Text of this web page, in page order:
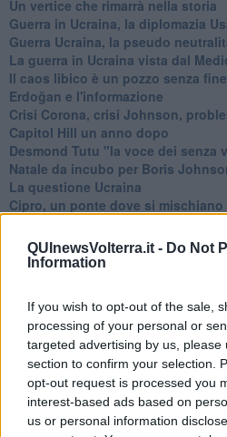
QUInewsVolterra.it - Do Not
Information
If you wish to opt-out of the sale,
processing of your personal or
targeted advertising by us, please
section to confirm your selection.
opt-out request is processed you
interest-based ads based on
us or personal information
Un vertice che rimarrà nella storia
Guerra in Ucraina, la diplomazia
Guerra Ucraina, la pseudo
La guerra in Ucraina vista dal
​Il caos libico è un pozzo senza fine
Erdoğan e l'informazione
Crisi Corona, crisi Johnson,
Capitol Hill un anno dopo
Desmond Tutu "la voce dei senza
Natale da incubo per Boris
La questione Ucraina
Cipro, un ponte dove si
La questione israelo-palestinese
Erdogan continua a sfidare
L'AUKUS e il Quad
Biden, primo presidente USA non
Papa Bergoglio vedrà Viktor Orbán
Bennet, un giorno in attesa di
Il ritorno dei talebani
​La lenta agonia del Libano
Sudafrica, è allarme alimentare